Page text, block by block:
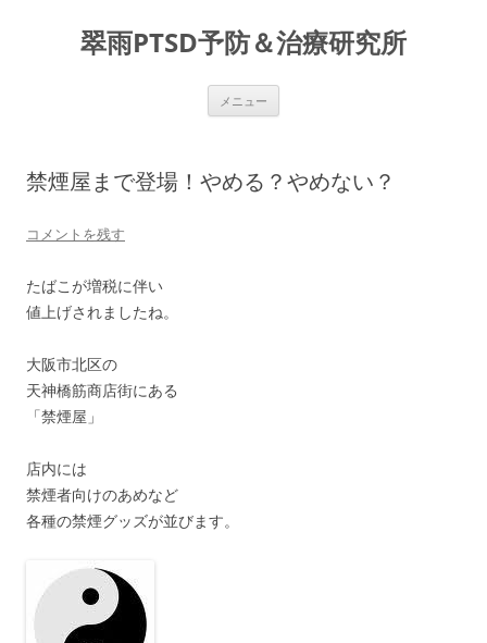
翠雨PTSD予防＆治療研究所
メニュー
禁煙屋まで登場！やめる？やめない？
コメントを残す
たばこが増税に伴い
値上げされましたね。
大阪市北区の
天神橋筋商店街にある
「禁煙屋」
店内には
禁煙者向けのあめなど
各種の禁煙グッズが並びます。